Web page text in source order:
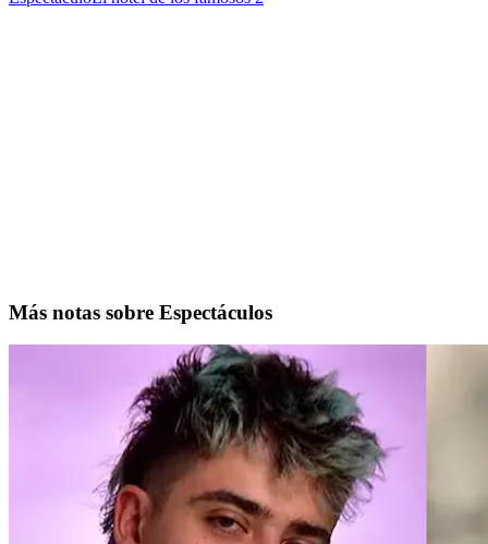
Más notas sobre Espectáculos